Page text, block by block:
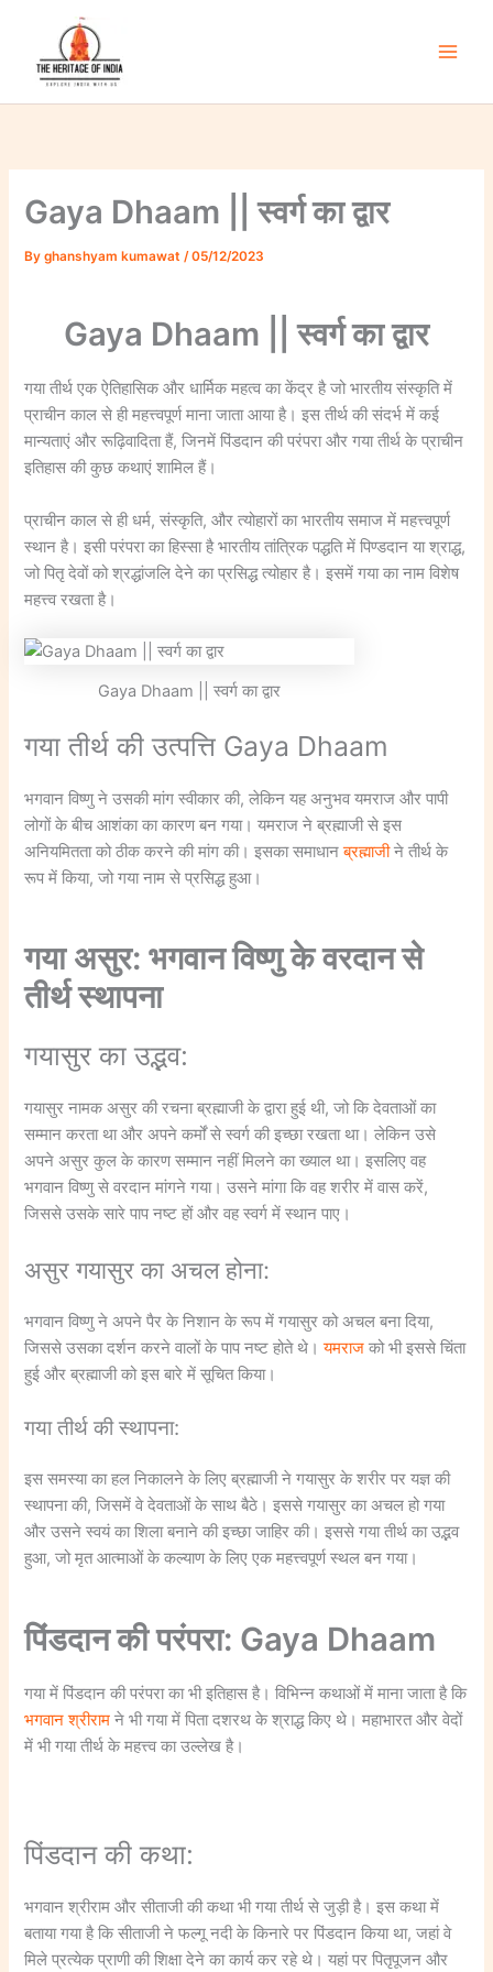
content
Gaya Dhaam || स्वर्ग का द्वार
Byghanshyam kumawat/05/12/2023
Gaya Dhaam || स्वर्ग का द्वार
गया तीर्थ एक ऐतिहासिक और धार्मिक महत्व का केंद्र है जो भारतीय संस्कृति में
प्राचीन काल से ही महत्त्वपूर्ण माना जाता आया है। इस तीर्थ की संदर्भ में कई
मान्यताएं और रूढ़िवादिता हैं, जिनमें पिंडदान की परंपरा और गया तीर्थ के प्राचीन
इतिहास की कुछ कथाएं शामिल हैं।
प्राचीन काल से ही धर्म, संस्कृति, और त्योहारों का भारतीय समाज में महत्त्वपूर्ण
स्थान है। इसी परंपरा का हिस्सा है भारतीय तांत्रिक पद्धति में पिण्डदान या श्राद्ध,
जो पितृ देवों को श्रद्धांजलि देने का प्रसिद्ध त्योहार है। इसमें गया का नाम विशेष
महत्त्व रखता है।
Gaya Dhaam || स्वर्ग का द्वार
गया तीर्थ की उत्पत्ति Gaya Dhaam
भगवान विष्णु ने उसकी मांग स्वीकार की, लेकिन यह अनुभव यमराज और पापी
लोगों के बीच आशंका का कारण बन गया। यमराज ने ब्रह्माजी से इस
अनियमितता को ठीक करने की मांग की। इसका समाधानब्रह्माजीने तीर्थ के
रूप में किया, जो गया नाम से प्रसिद्ध हुआ।
गया असुर: भगवान विष्णु के वरदान से
तीर्थ स्थापना
गयासुर का उद्भव:
गयासुर नामक असुर की रचना ब्रह्माजी के द्वारा हुई थी, जो कि देवताओं का
सम्मान करता था और अपने कर्मों से स्वर्ग की इच्छा रखता था। लेकिन उसे
अपने असुर कुल के कारण सम्मान नहीं मिलने का ख्याल था। इसलिए वह
भगवान विष्णु से वरदान मांगने गया। उसने मांगा कि वह शरीर में वास करें,
जिससे उसके सारे पाप नष्ट हों और वह स्वर्ग में स्थान पाए।
असुर गयासुर का अचल होना:
भगवान विष्णु ने अपने पैर के निशान के रूप में गयासुर को अचल बना दिया,
जिससे उसका दर्शन करने वालों के पाप नष्ट होते थे।यमराज को भी इससे चिंता
हुई और ब्रह्माजी को इस बारे में सूचित किया।
गया तीर्थ की स्थापना:
इस समस्या का हल निकालने के लिए ब्रह्माजी ने गयासुर के शरीर पर यज्ञ की
स्थापना की, जिसमें वे देवताओं के साथ बैठे। इससे गयासुर का अचल हो गया
और उसने स्वयं का शिला बनाने की इच्छा जाहिर की। इससे गया तीर्थ का उद्भव
हुआ, जो मृत आत्माओं के कल्याण के लिए एक महत्त्वपूर्ण स्थल बन गया।
पिंडदान की परंपरा: Gaya Dhaam
गया में पिंडदान की परंपरा का भी इतिहास है। विभिन्न कथाओं में माना जाता है कि
भगवान श्रीराम ने भी गया में पिता दशरथ के श्राद्ध किए थे। महाभारत और वेदों
में भी गया तीर्थ के महत्त्व का उल्लेख है।
पिंडदान की कथा:
भगवान श्रीराम और सीताजी की कथा भी गया तीर्थ से जुड़ी है। इस कथा में
बताया गया है कि सीताजी ने फल्गू नदी के किनारे पर पिंडदान किया था, जहां वे
मिले प्रत्येक प्राणी की शिक्षा देने का कार्य कर रहे थे। यहां पर पितृपूजन और